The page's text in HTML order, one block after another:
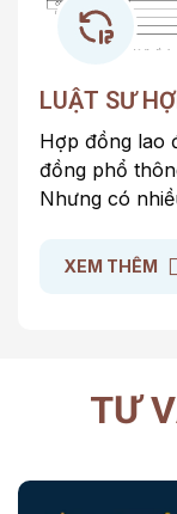
LUẬT SƯ
Hợp đồng lao
đồng phổ
Nhưng có
kết Hợp đồng
XEM THÊM
TƯ